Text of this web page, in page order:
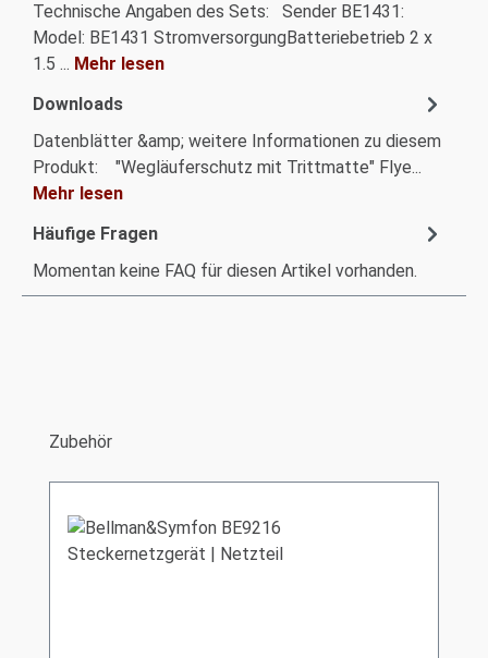
Technische Angaben des Sets: Sender BE1431:
Model: BE1431 StromversorgungBatteriebetrieb 2 x
1.5 ... Mehr lesen
Downloads
Datenblätter &amp; weitere Informationen zu diesem
Produkt: "Wegläuferschutz mit Trittmatte" Flye...
Mehr lesen
Häufige Fragen
Momentan keine FAQ für diesen Artikel vorhanden.
Produktgalerie überspringen
Zubehör